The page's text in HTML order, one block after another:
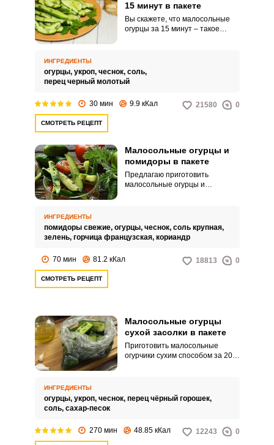
15 минут в пакете
Вы скажете, что малосольные
огурцы за 15 минут – такое
доступные, их минимальное
количество, и времени на
приготовить!
ИНГРЕДИЕНТЫ
огурцы, укроп, чеснок, соль,
перец черный молотый
30 мин 9.9 кКал 21580 0
СМОТРЕТЬ РЕЦЕПТ
Малосольные огурцы и
помидоры в пакете
Предлагаю приготовить
малосольные огурцы и
ИНГРЕДИЕНТЫ
помидоры свежие, огурцы, чеснок, соль крупная,
зелень, горчица французская, кориандр
70 мин 81.2 кКал 18813 0
СМОТРЕТЬ РЕЦЕПТ
Малосольные огурцы
сухой засолки в пакете
Приготовить малосольные
огурчики сухим способом за 20
утомительное – это ожидать
когда они промаринуются. Зато
малосольные огурчики
ИНГРЕДИЕНТЫ
огурцы, укроп, чеснок, перец чёрный горошек,
соль, сахар-песок
270 мин 48.85 кКал 12243 0